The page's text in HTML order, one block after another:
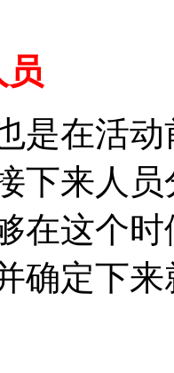
是在活
下来人
在这个
确定下